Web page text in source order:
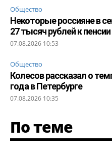
Общество
Некоторые россияне в
27 тысяч рублей к пенсии
07.08.2026 10:53
Общество
Колесов рассказал о
года в Петербурге
07.08.2026 10:35
По теме